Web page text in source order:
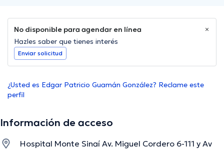
No disponible para agendar en línea
Hazles saber que tienes interés
Enviar solicitud
¿Usted es Edgar Patricio Guamán González? Reclame este
perfil
Información de acceso
Hospital Monte Sinaí Av. Miguel Cordero 6-111 y Av